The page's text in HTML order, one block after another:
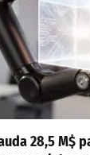
28,5 M$